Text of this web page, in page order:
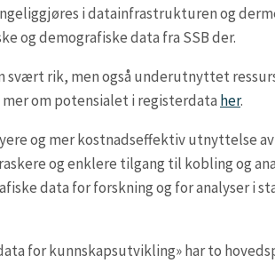
i datainfrastrukturen og
og demografiske data fra SSB der.
svært rik, men også underutnyttet
om potensialet i registerdata her.
og mer kostnadseffektiv utnyttelse
og enklere tilgang til kobling og
data for forskning og for analyser i
for kunnskapsutvikling» har to